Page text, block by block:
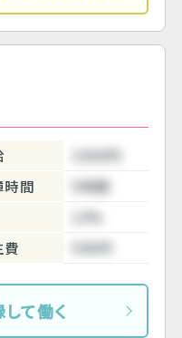
3300円
時間
5時間
10%
費
500円
て働く